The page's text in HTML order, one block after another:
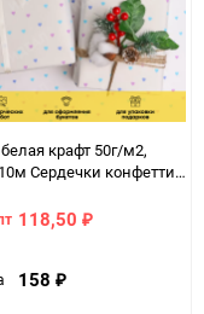
крафт 50г/м2,
Сердечки конфетти,
118,50 ₽
158 ₽